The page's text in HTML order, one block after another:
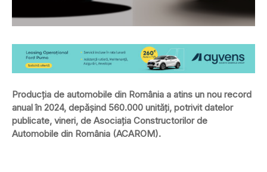
Producția de automobile din România a atins un nou record
anual în 2024, depășind 560.000 unități, potrivit datelor
publicate, vineri, de Asociația Constructorilor de
Automobile din România (ACAROM).